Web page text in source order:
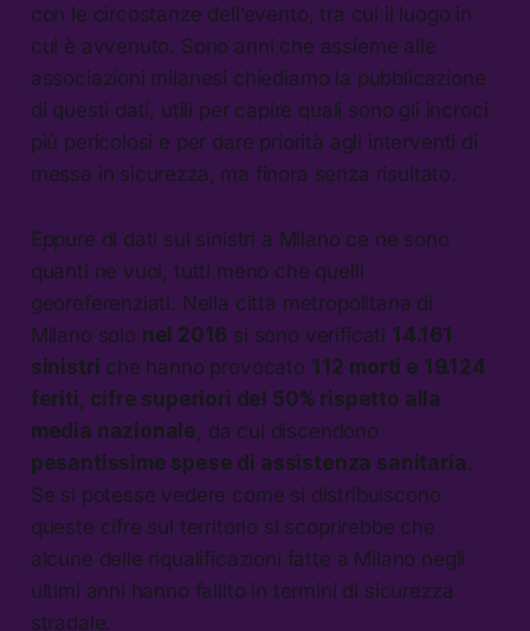
con le circostanze dell’evento, tra cui il luogo in
cui è avvenuto. Sono anni che assieme alle
associazioni milanesi chiediamo la pubblicazione
di questi dati, utili per capire quali sono gli incroci
più pericolosi e per dare priorità agli interventi di
messa in sicurezza, ma finora senza risultato.
Eppure di dati sui sinistri a Milano ce ne sono
quanti ne vuoi, tutti meno che quelli
georeferenziati. Nella città metropolitana di
Milano solo nel 2016 si sono verificati 14.161
sinistri che hanno provocato 112 morti e 19.124
feriti cifre superiori del 50% rispetto alla
media nazionale , da cui discendono
pesantissime spese di assistenza sanitaria.
Se si potesse vedere come si distribuiscono
queste cifre sul territorio si scoprirebbe che
alcune delle riqualificazioni fatte a Milano negli
ultimi anni hanno fallito in termini di sicurezza
stradale.